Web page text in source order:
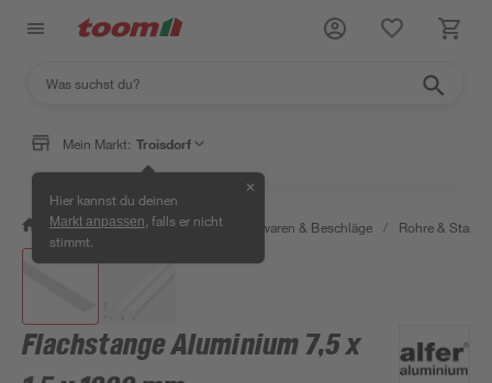
Mein Markt: Troisdorf
Hier kannst du deinen
Markt anpassen , falls er nicht
stimmt.
✕
/ Werkstatt & Maschinen / Eisenwaren & Beschläge / Rohre &
Flachstange Aluminium 7,5 x